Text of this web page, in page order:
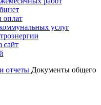
оплат
услуг
сайт
отчеты Документы общего